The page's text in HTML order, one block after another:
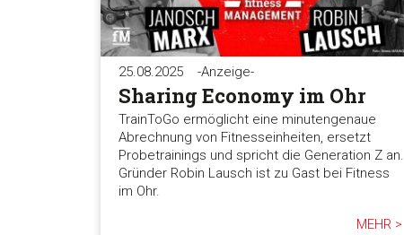
25.08.2025 -Anzeige-
Sharing Economy im Ohr
TrainToGo ermöglicht eine minutengenaue
Abrechnung von Fitnesseinheiten, ersetzt
Probetrainings und spricht die Generation Z an.
Gründer Robin Lausch ist zu Gast bei Fitness
im Ohr.
MEHR >